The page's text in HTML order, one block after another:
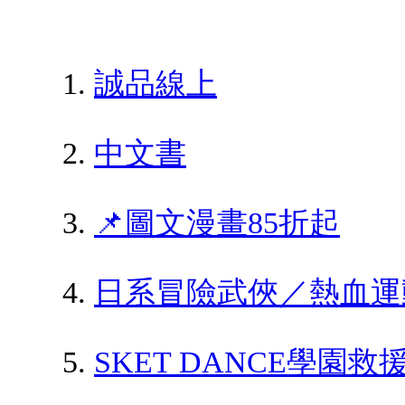
誠品線上
中文書
📌圖文漫畫85折起
日系冒險武俠／熱血
SKET DANCE學園救